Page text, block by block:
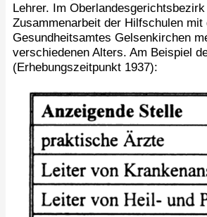
Lehrer. Im
Zusammenarbeit der Hilfschulen
Gesundheitsamtes Gelsenkirchen
verschiedenen Alters. Am Beispiel
(Erhebungszeitpunkt 1937):